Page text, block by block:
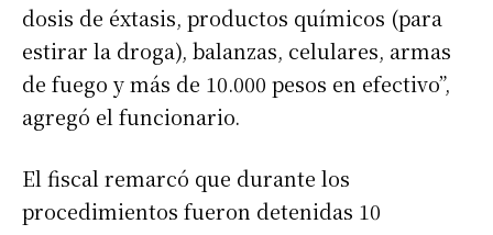
dosis de éxtasis, productos químicos (para
estirar la droga), balanzas, celulares, armas
de fuego y más de 10.000 pesos en efectivo”,
agregó el funcionario.
El fiscal remarcó que durante los
procedimientos fueron detenidas 10